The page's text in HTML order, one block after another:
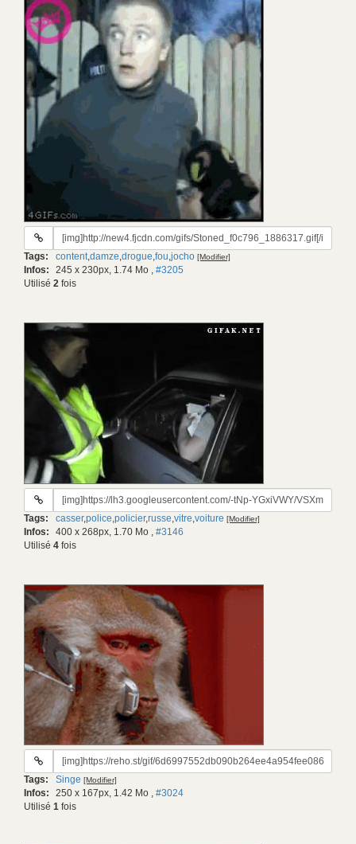
URL
gif:
Tags: content,damze,drogue,fou,jocho [Modifier]
Infos: 245 x 230px, 1.74 Mo , #3205
Utilisé 2 fois
URL
gif:
Tags: casser,police,policier,russe,vitre,voiture [Modifier]
Infos: 400 x 268px, 1.70 Mo , #3146
Utilisé 4 fois
URL
gif:
Tags: Singe [Modifier]
Infos: 250 x 167px, 1.42 Mo , #3024
Utilisé 1 fois